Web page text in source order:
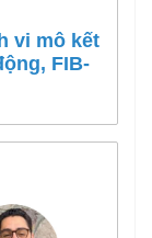
vi mô kết
FIB-